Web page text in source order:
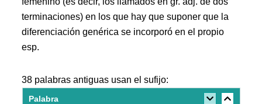
terminaciones) en los que hay que suponer que la
diferenciación genérica se incorporó en el propio
esp.
38 palabras antiguas usan el sufijo:
Palabra